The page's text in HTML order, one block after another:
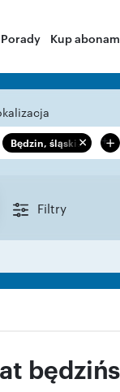
Porady Kup
Będzin, śląskie +
Filtry